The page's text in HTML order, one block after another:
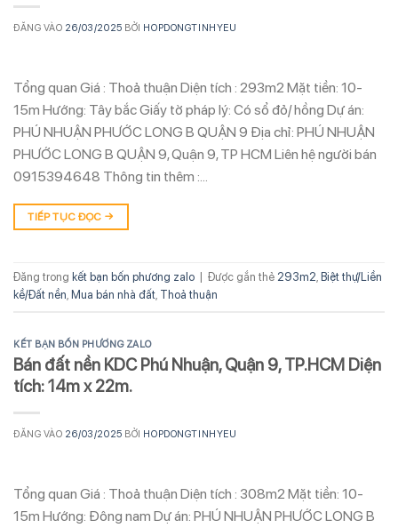
ĐĂNG VÀO 26/03/2025 BỞI HOPDONGTINHYEU
Tổng quan Giá : Thoả thuận Diện tích : 293m2 Mặt tiền: 10-
15m Hướng: Tây bắc Giấy tờ pháp lý: Có sổ đỏ/ hồng Dự án:
PHÚ NHUẬN PHƯỚC LONG B QUẬN 9 Địa chỉ: PHÚ NHUẬN
PHƯỚC LONG B QUẬN 9, Quận 9, TP HCM Liên hệ người bán
0915394648 Thông tin thêm :…
TIẾP TỤC ĐỌC →
Đăng trong kết bạn bốn phương zalo Được gắn thẻ 293m2, Biệt thự/Liền
kề/Đất nền, Mua bán nhà đất, Thoả thuận
KẾT BẠN BỐN PHƯƠNG ZALO
Bán đất nền KDC Phú Nhuận, Quận 9, TP.HCM Diện
tích: 14m x 22m.
ĐĂNG VÀO 26/03/2025 BỞI HOPDONGTINHYEU
Tổng quan Giá : Thoả thuận Diện tích : 308m2 Mặt tiền: 10-
15m Hướng: Đông nam Dự án: PHÚ NHUẬN PHƯỚC LONG B